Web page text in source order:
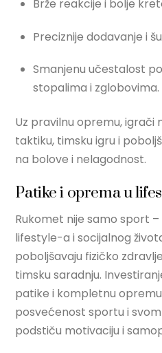
Brže reakcije i bolje
Preciznije dodavanje i
Smanjenu učestalost
stopalima i zglobovima.
Uz pravilnu opremu, igrači
taktiku, timsku igru i
na bolove i nelagodnost.
Patike i oprema u
Rukomet nije samo sport
lifestyle-a i socijalnog
poboljšavaju fizičko
timsku saradnju.
patike i kompletnu
posvećenost sportu i
podstiču motivaciju i